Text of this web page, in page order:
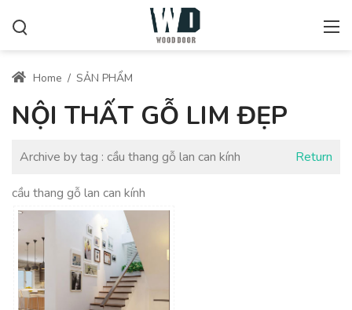
Home / SẢN PHẨM
NỘI THẤT GỖ LIM ĐẸP
Archive by tag : cầu thang gỗ lan can kính Return
cầu thang gỗ lan can kính